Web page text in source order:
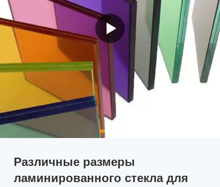
Различные размеры
ламинированного стекла для